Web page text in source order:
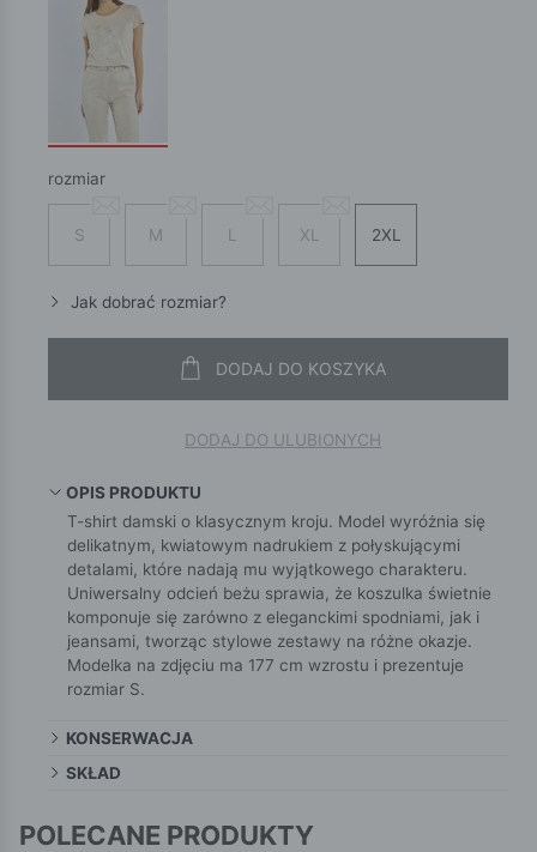
rozmiar
S M L XL 2XL
Jak dobrać rozmiar?
DODAJ DO KOSZYKA
DODAJ DO ULUBIONYCH
OPIS PRODUKTU
T-shirt damski o klasycznym kroju. Model wyróżnia się
delikatnym, kwiatowym nadrukiem z połyskującymi
detalami, które nadają mu wyjątkowego charakteru.
Uniwersalny odcień beżu sprawia, że koszulka świetnie
komponuje się zarówno z eleganckimi spodniami, jak i
jeansami, tworząc stylowe zestawy na różne okazje.
Modelka na zdjęciu ma 177 cm wzrostu i prezentuje
rozmiar S.
KONSERWACJA
SKŁAD
POLECANE PRODUKTY